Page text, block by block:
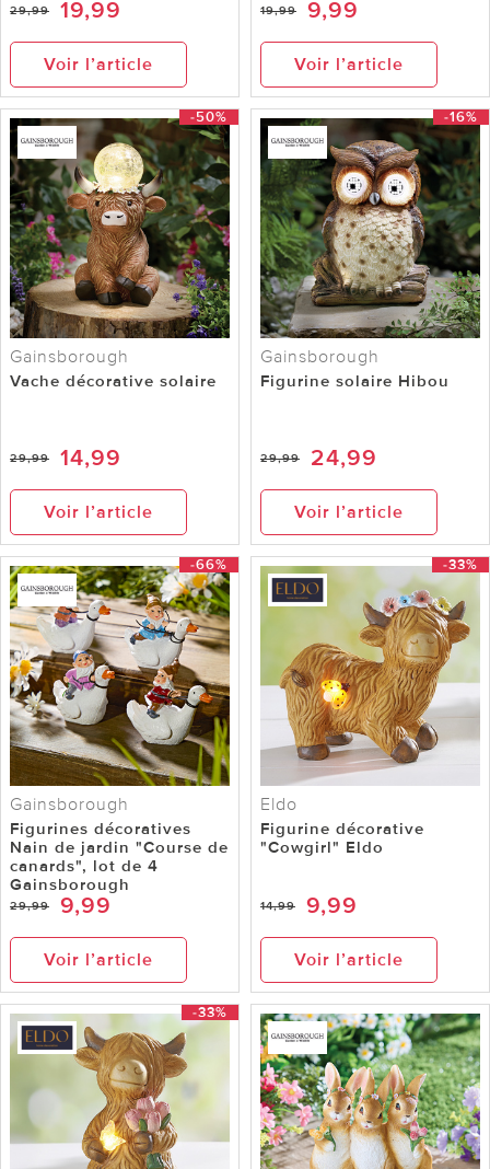
29,99 19,99
Voir l’article
19,99 9,99
Voir l’article
-50%
Gainsborough
Vache décorative solaire
29,99 14,99
Voir l’article
-16%
Gainsborough
Figurine solaire Hibou
29,99 24,99
Voir l’article
-66%
Gainsborough
Figurines décoratives
Nain de jardin "Course de
canards", lot de 4
Gainsborough
29,99 9,99
Voir l’article
-33%
Eldo
Figurine décorative
"Cowgirl" Eldo
14,99 9,99
Voir l’article
-33%